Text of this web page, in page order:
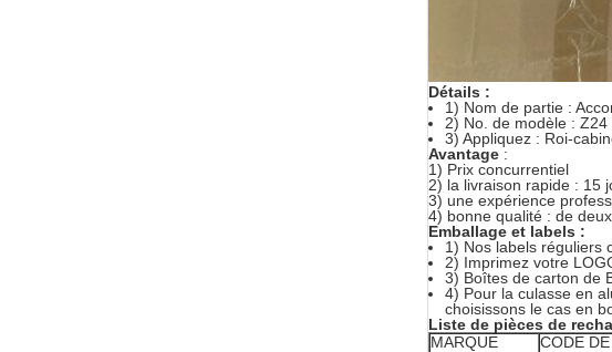
Détails :
1) Nom de partie :
2) No. de modèle :
3) Appliquez : Roi-
Avantage :
1) Prix concurrentiel
2) la livraison rapide : 15
3) une expérience
4) bonne qualité : de
Emballage et labels :
1) Nos labels réguliers
2) Imprimez votre
3) Boîtes de carton de
4) Pour la culasse en
choisissons le cas en
Liste de pièces de
MARQUE
CODE